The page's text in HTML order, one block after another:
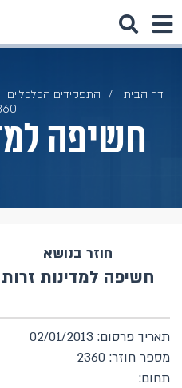
דף הבית התפקידים הכלכליים
חשיפה
חוזר בנושא
חשיפה למדינות זרות
תאריך פרסום: 02/01/2013
מספר חוזר: 2360
תחום: